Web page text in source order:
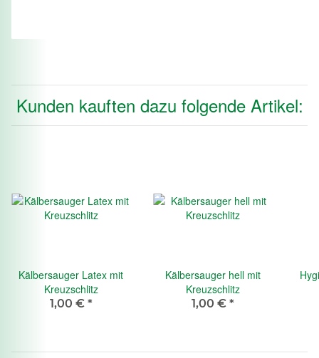
Kunden kauften dazu folgende Artikel:
Kälbersauger Latex mit
Kreuzschlitz
1,00 € *
Kälbersauger hell mit
Kreuzschlitz
1,00 € *